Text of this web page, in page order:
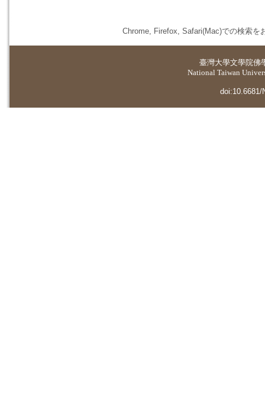
Chrome, Firefox, Safari(Mac)での検索を
臺灣大學文學院佛
National Taiwan
doi:10.6681/